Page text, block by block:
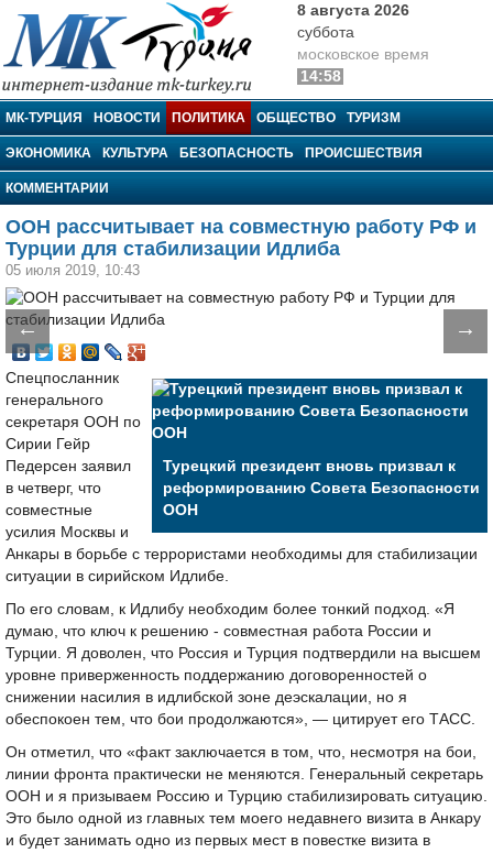
МК-Турция
8 августа 2026
суббота
московское время
14:58
МК-ТУРЦИЯ НОВОСТИ ПОЛИТИКА ОБЩЕСТВО ТУРИЗМ
ЭКОНОМИКА КУЛЬТУРА БЕЗОПАСНОСТЬ ПРОИСШЕСТВИЯ
КОММЕНТАРИИ
ООН рассчитывает на совместную работу РФ и
Турции для стабилизации Идлиба
05 июля 2019, 10:43
← →
Турецкий президент вновь призвал к
реформированию Совета Безопасности
ООН
Спецпосланник
генерального
секретаря ООН по
Сирии Гейр
Педерсен заявил
в четверг, что
совместные
усилия Москвы и
Анкары в борьбе с террористами необходимы для стабилизации
ситуации в сирийском Идлибе.
По его словам, к Идлибу необходим более тонкий подход. «Я
думаю, что ключ к решению - совместная работа России и
Турции. Я доволен, что Россия и Турция подтвердили на высшем
уровне приверженность поддержанию договоренностей о
снижении насилия в идлибской зоне деэскалации, но я
обеспокоен тем, что бои продолжаются», — цитирует его ТАСС.
Он отметил, что «факт заключается в том, что, несмотря на бои,
линии фронта практически не меняются. Генеральный секретарь
ООН и я призываем Россию и Турцию стабилизировать ситуацию.
Это было одной из главных тем моего недавнего визита в Анкару
и будет занимать одно из первых мест в повестке визита в